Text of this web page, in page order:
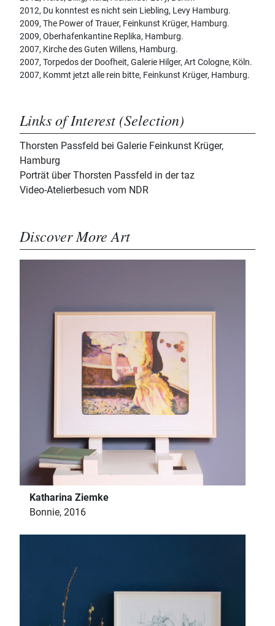
2012, Du konntest es nicht sein Liebling, Levy Hamburg.
2009, The Power of Trauer, Feinkunst Krüger, Hamburg.
2009, Oberhafenkantine Replika, Hamburg.
2007, Kirche des Guten Willens, Hamburg.
2007, Torpedos der Doofheit, Galerie Hilger, Art Cologne, Köln.
2007, Kommt jetzt alle rein bitte, Feinkunst Krüger, Hamburg.
Links of Interest (Selection)
Thorsten Passfeld bei Galerie Feinkunst Krüger,
Hamburg
Porträt über Thorsten Passfeld in der taz
Video-Atelierbesuch vom NDR
Discover More Art
Katharina Ziemke
Bonnie, 2016